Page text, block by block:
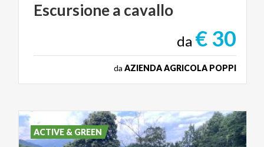
Escursionea cavallo
da € 30
da AZIENDA AGRICOLA POPPI
ACTIVE & GREEN